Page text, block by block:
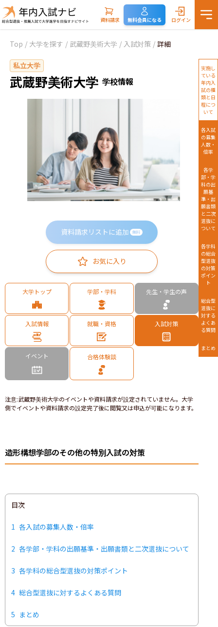
資料請求 無料会員になる ログイン
Top / 大学を探す / 武蔵野美術大学 / 入試対策 / 詳細
私立大学
武蔵野美術大学 学校情報
資料請求リストに追加 無料
お気に入り
大学トップ 学部・学科 先生・学生の声
入試情報 就職・資格 入試対策
イベント 合格体験談
注意:武蔵野美術大学のイベントや資料請求が設定されていません。大学
側でイベントや資料請求の設定完了後に閲覧又は申込が可能になります。
造形構想学部のその他の特別入試の対策
目次
1 各入試の募集人数・倍率
2 各学部・学科の出願基準・出願書類と二次選抜について
3 各学科の総合型選抜の対策ポイント
4 総合型選抜に対するよくある質問
5 まとめ
実施し
ている
年内入
試の種
類と日
程につ
いて
各入試
の募集
人数・
倍率
各学
部・学
科の出
願基
準・出
願書類
と二次
選抜に
ついて
各学科
の総合
型選抜
の対策
ポイン
ト
総合型
選抜に
対する
よくあ
る質問
まとめ